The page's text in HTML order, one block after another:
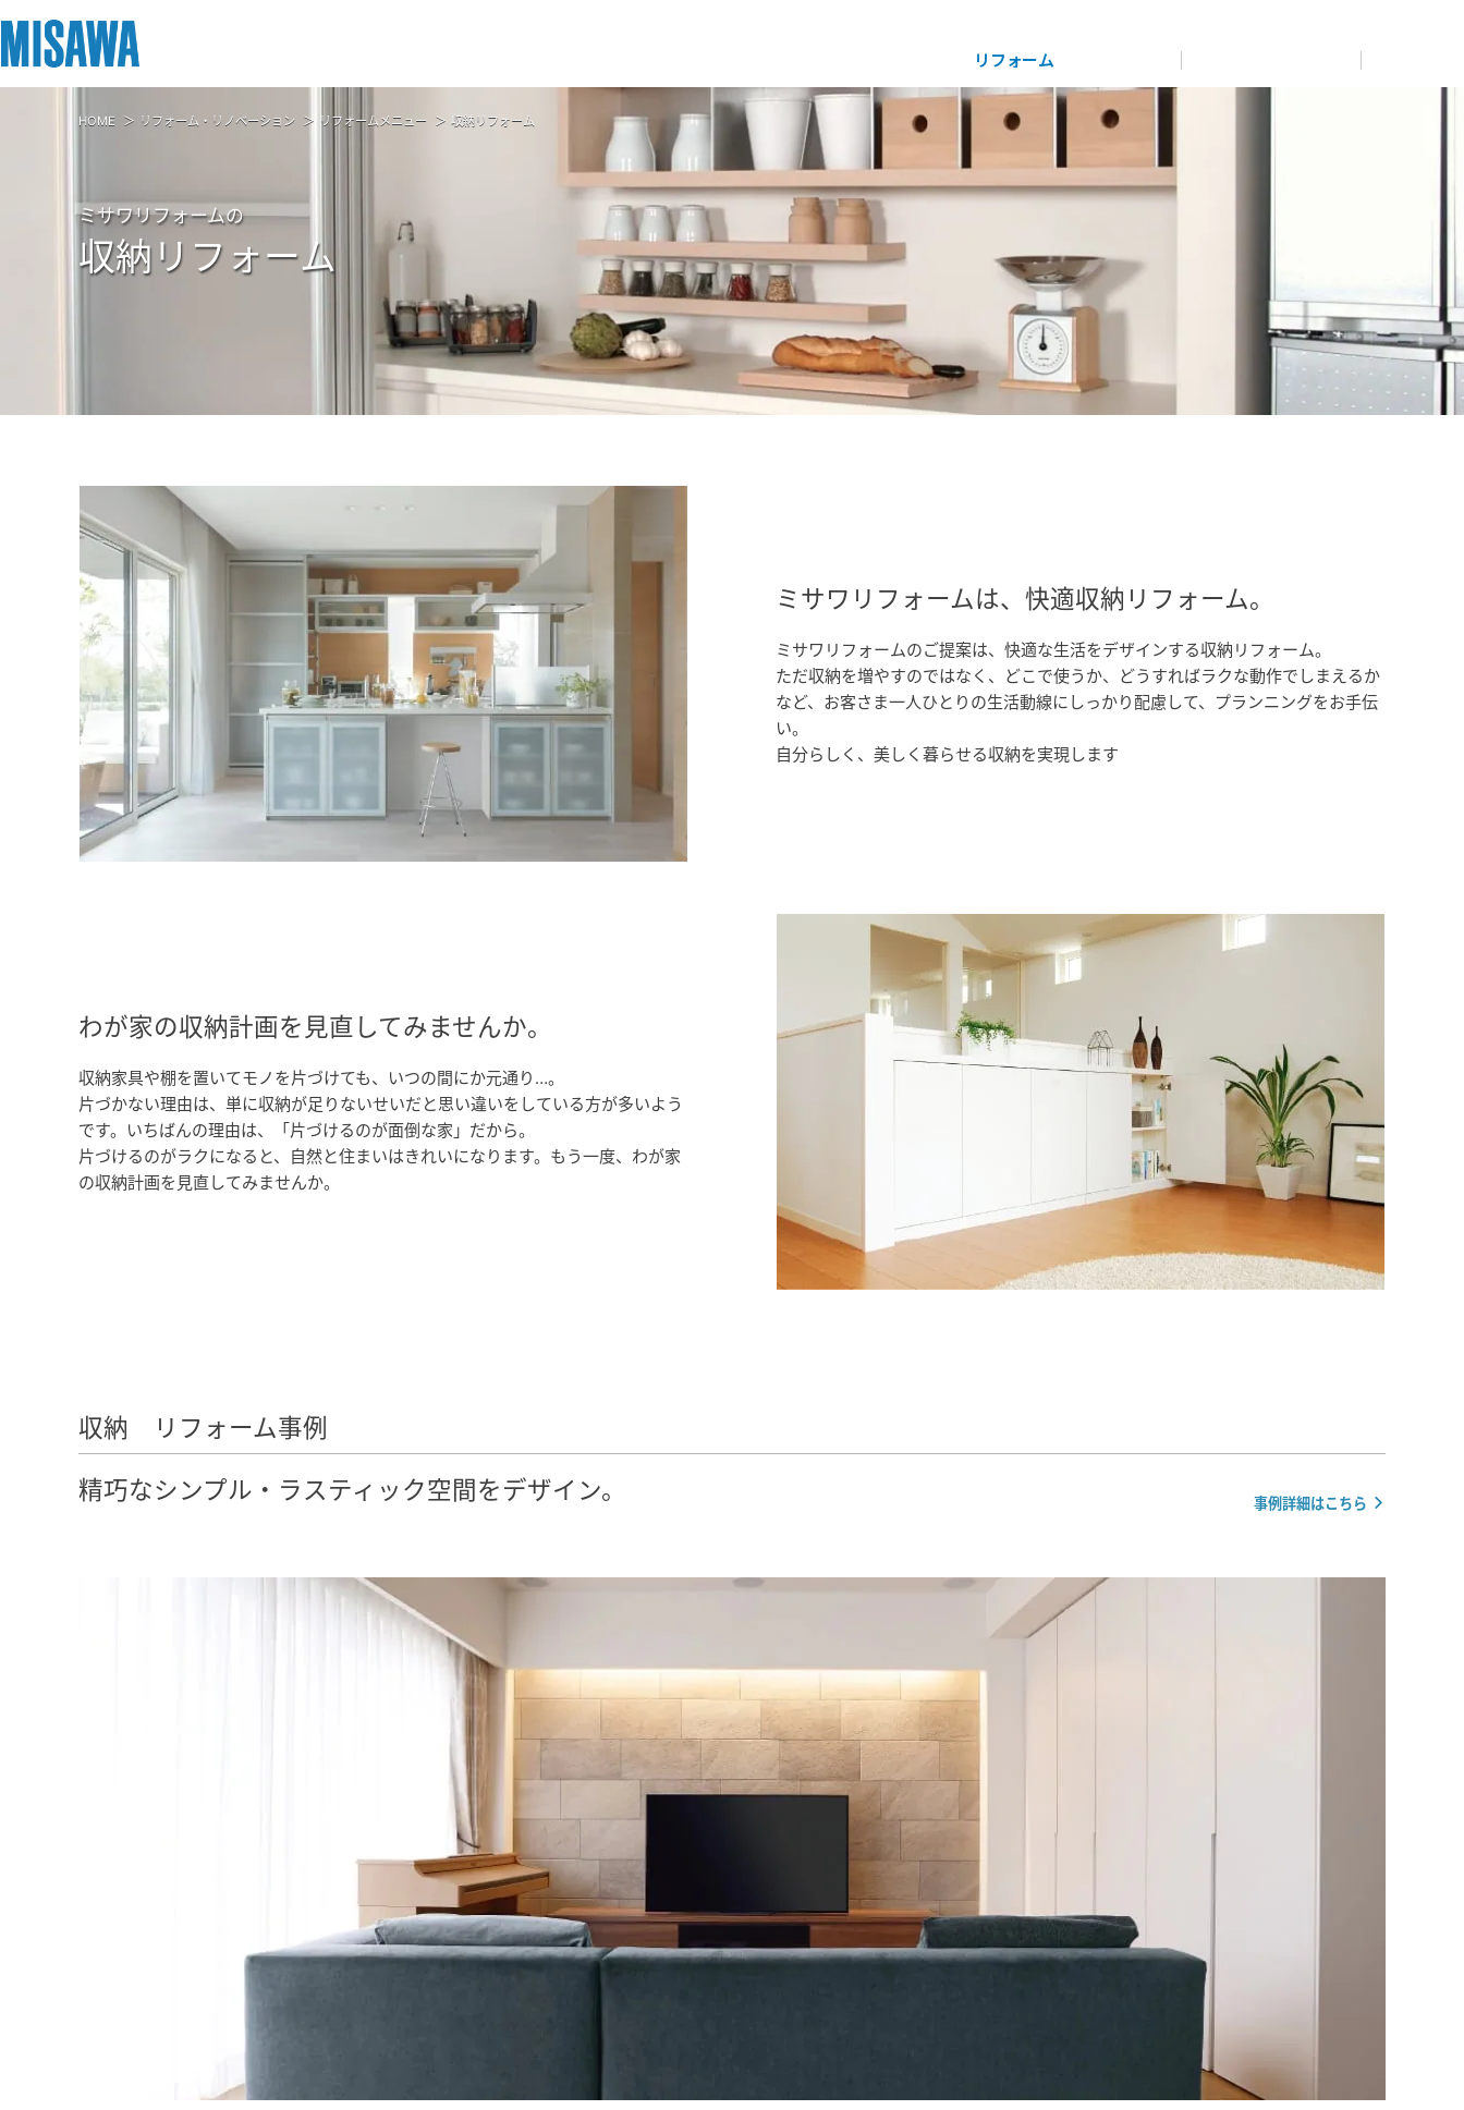
住まい
建てる [注文住宅]
テクノロジー（住まいの性能）
建築事例・建築実例
インテリア
住まいづくりガイド
買う
分譲住宅（建売・土地）検索
中古住宅検索
スムストック検索
分譲マンション検索
売る [MISAWA RELAY]
多彩な動画やこだわりが詰まった建築実例、注目の最新情
報など、住まいづくりを楽しく学べるデジタルラウンジで
ホームラウンジ 新築・戸建て
土地活用
個人のお客さま
土地活用モデルルーム見学
法人のお客さま
企業不動産活用（CRE）戦略
社宅建築
医療・介護・子育て・障がい福祉施設
土地活用の基礎から長期安定経営を目指すオーナー様ま
で、賃貸経営に役立つ多彩な情報を幅広くお届けします。
ホームラウンジ 土地活用・賃貸経営
リフォーム
リフォーム
戸建て・マンション
リフォーム事例
事業用
事業用リノベーション
ホテル・旅館リフォーム
リフォーム営業所
実例動画や基礎知識、収納の工夫など、理想の住まいを叶
えるリフォームの具体策とアイデアを豊富にご用意してい
ホームラウンジ リフォーム
まちづくり
複合開発・投資開発
収益不動産・投資開発事業
事業用売買
事業用地・事業用建物
分譲用地
すべてのフィールドに新しい価値をデザインし、持続可能
な未来志向のまちづくりを実現していきます。
ミサワゼネラルソリューション
オーナーサポート
サポートメニュー
ミサワリフォーム
ご相談窓口
お客様センター
ミサワホームオーナーさま・リフォーム工事ご契約者さま
とミサワホームを結ぶコミュニケーションサイト。お得・
便利・安心なコンテンツや、ミサワホームからの大切なお
知らせなど配信しています。
企業・IR情報
企業・IR
IR情報
環境活動
採用情報
新卒者採用
中途採用
障がい者採用
ミサワアイデンティティ
HOME リフォーム・リノベーション リフォームメニュー 収納リフォーム
ミサワリフォームの
収納リフォーム
ミサワリフォームは、快適収納リフォーム。
ミサワリフォームのご提案は、快適な生活をデザインする収納リフォーム。
ただ収納を増やすのではなく、どこで使うか、どうすればラクな動作でしまえるか
など、お客さま一人ひとりの生活動線にしっかり配慮して、プランニングをお手伝
い。
自分らしく、美しく暮らせる収納を実現します
わが家の収納計画を見直してみませんか。
収納家具や棚を置いてモノを片づけても、いつの間にか元通り…。
片づかない理由は、単に収納が足りないせいだと思い違いをしている方が多いよう
です。いちばんの理由は、「片づけるのが面倒な家」だから。
片づけるのがラクになると、自然と住まいはきれいになります。もう一度、わが家
の収納計画を見直してみませんか。
収納 リフォーム事例
精巧なシンプル・ラスティック空間をデザイン。 事例詳細はこちら